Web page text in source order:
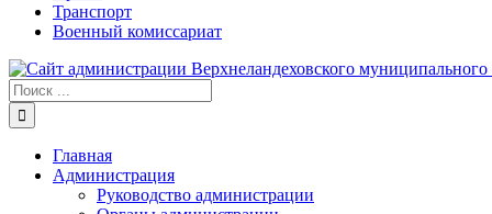
Транспорт
Военный комиссариат
Результат
поиска:
Главная
Администрация
Руководство администрации